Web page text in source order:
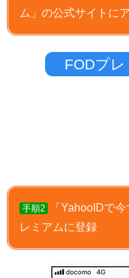
ム」の公式サイトに
FODプ
手順2
「YahooIDで
レミアムに登録